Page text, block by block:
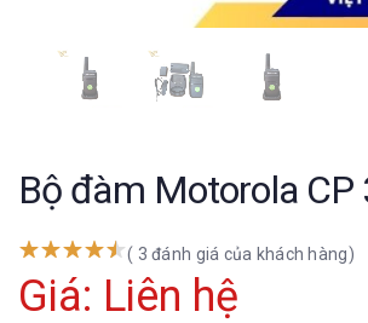
Bộ đàm Motorola CP
( 3 đánh giá của khách hàng)
Giá: Liên hệ